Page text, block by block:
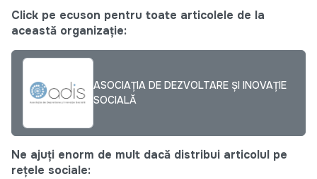
Click pe ecuson pentru toate articolele de la
această organizație:
ASOCIAȚIA DE DEZVOLTARE ȘI INOVAȚIE
SOCIALĂ
Ne ajuți enorm de mult dacă distribui articolul pe
rețele sociale: